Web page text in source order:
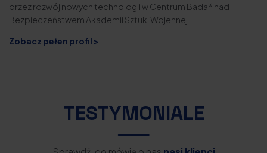
przez rozwój nowych technologii w Centrum Badań nad
Bezpieczeństwem Akademii Sztuki Wojennej.
Zobacz pełen profil >
TESTYMONIALE